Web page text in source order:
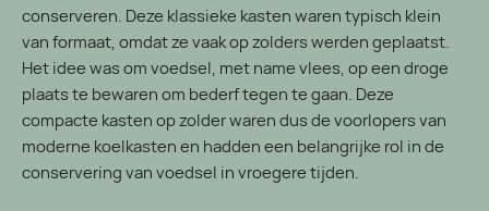
conserveren. Deze klassieke kasten waren typisch klein
van formaat, omdat ze vaak op zolders werden geplaatst.
Het idee was om voedsel, met name vlees, op een droge
plaats te bewaren om bederf tegen te gaan. Deze
compacte kasten op zolder waren dus de voorlopers van
moderne koelkasten en hadden een belangrijke rol in de
conservering van voedsel in vroegere tijden.